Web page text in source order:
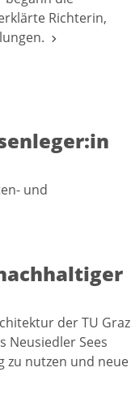
Richterin,
und
der TU Graz
Neusiedler Sees
zu nutzen und neue